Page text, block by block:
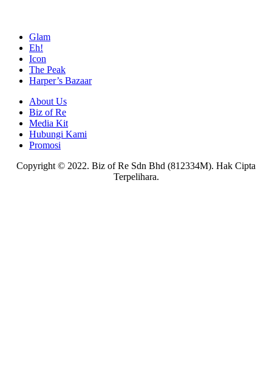
Glam
Eh!
Icon
The Peak
Harper’s Bazaar
About Us
Biz of Re
Media Kit
Hubungi Kami
Promosi
Copyright © 2022. Biz of Re Sdn Bhd (812334M). Hak Cipta
Terpelihara.